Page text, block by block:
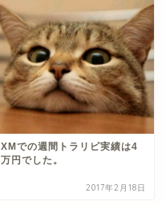
XMでの週間トラリピ実績は4
万円でした。
2017年2月18日